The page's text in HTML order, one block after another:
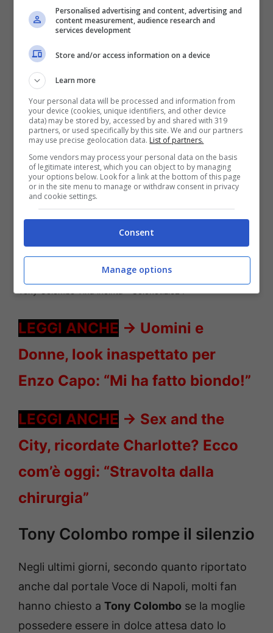
Tony Colombo Tina incinta – Solonotizie24
LEGGI ANCHE -> Uomini e
Donne, look inaspettato per
Enzo Capo: “Mi ha fatto biondo!”
LEGGI ANCHE -> Sex and the
City, ricordate Charlotte? Ecco
com’è oggi: “Stravolta dalla
chirurgia”
Tony Colombo rompe il silenzio
Negli ultimi giorni, secondo quanto riportato
anche dal portale Voce di Napoli, molti fan
hanno chiesto a Tony Colombo se la moglie
possedere essere in dolce attesa dato lo
Personalised advertising and content, advertising and
content measurement, audience research and
services development
Store and/or access information on a device
Learn more
Your personal data will be processed and information from
your device (cookies, unique identifiers, and other device
data) may be stored by, accessed by and shared with 319
partners, or used specifically by this site. We and our partners
may use precise geolocation data. List of partners.
Some vendors may process your personal data on the basis
of legitimate interest, which you can object to by managing
your options below. Look for a link at the bottom of this page
or in the site menu to manage or withdraw consent in privacy
and cookie settings.
Consent
Manage options